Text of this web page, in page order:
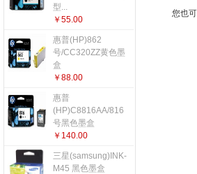
您也
型...
￥55.00
惠普(HP)862
号/CC320ZZ黄色墨
盒
￥88.00
惠普
(HP)C8816AA/816
号黑色墨盒
￥140.00
三星(samsung)INK-
M45 黑色墨盒